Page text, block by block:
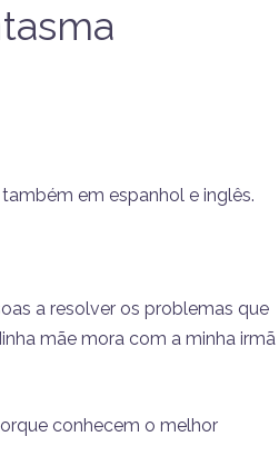
em espanhol e inglês.
a resolver os problemas que
mãe mora com a minha irmã
conhecem o melhor